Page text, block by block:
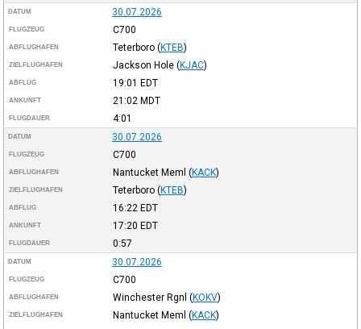
DATUM 30.07.2026
FLUGZEUG C700
ABFLUGHAFEN Teterboro (KTEB)
ZIELFLUGHAFEN Jackson Hole (KJAC)
ABFLUG 19:01 EDT
ANKUNFT 21:02 MDT
FLUGDAUER 4:01
DATUM 30.07.2026
FLUGZEUG C700
ABFLUGHAFEN Nantucket Meml (KACK)
ZIELFLUGHAFEN Teterboro (KTEB)
ABFLUG 16:22 EDT
ANKUNFT 17:20 EDT
FLUGDAUER 0:57
DATUM 30.07.2026
FLUGZEUG C700
ABFLUGHAFEN Winchester Rgnl (KOKV)
ZIELFLUGHAFEN Nantucket Meml (KACK)